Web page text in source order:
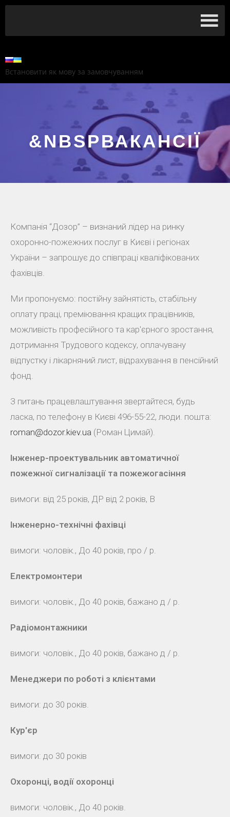
Встановити як мову за замовчуванням
&NBSPВАКАНСІЇ
Компанія “Дозор” – визнаний лідер на ринку
охоронно-пожежних послуг в Києві і регіонах
України – запрошує до співпраці кваліфікованих
фахівців.
Ми пропонуємо: постійну зайнятість, стабільну
оплату праці, преміювання кращих працівників,
можливість професійного та кар'єрного зростання,
дотримання Трудового кодексу, оплачувану
відпустку і лікарняний лист, відрахування в пенсійний
фонд.
З питань працевлаштування звертайтеся, будь
ласка, по телефону в Києві 496-55-22, люди. пошта:
roman@dozor.kiev.ua (Роман Цимай).
Інженер-проектувальник автоматичної
пожежної сигналізації та пожежогасіння
вимоги: від 25 років, ДР від 2 років, В
Інженерно-технічні фахівці
вимоги: чоловік., До 40 років, про / р.
Електромонтери
вимоги: чоловік., До 40 років, бажано д / р.
Радіомонтажники
вимоги: чоловік., До 40 років, бажано д / р.
Менеджери по роботі з клієнтами
вимоги: до 30 років.
Кур'єр
вимоги: до 30 років
Охоронці, водії охоронці
вимоги: чоловік., До 40 років.